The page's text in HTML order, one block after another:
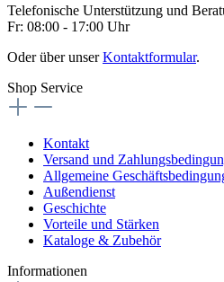
Telefonische Unterstützung und
Fr: 08:00 - 17:00 Uhr
Oder über unserKontaktformular.
Shop Service
Kontakt
Versand und
Allgemeine
Außendienst
Geschichte
Vorteile und Stärken
Kataloge & Zubehör
Informationen